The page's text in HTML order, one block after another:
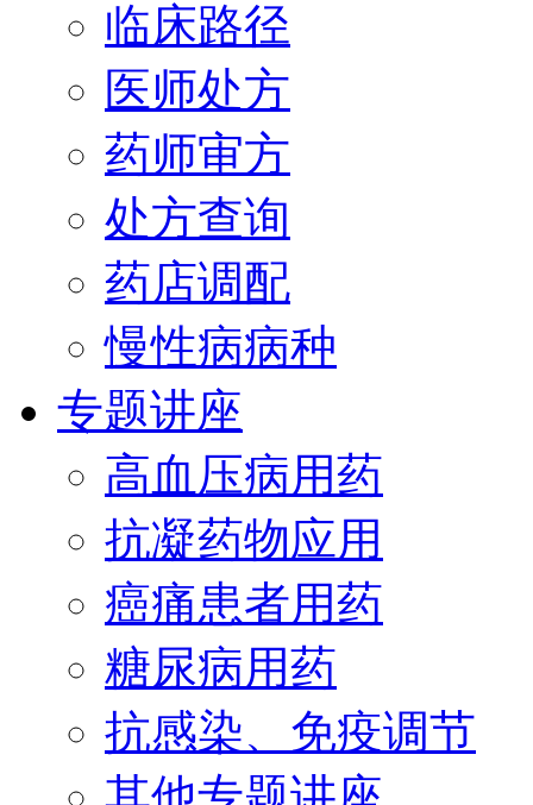
临床路径
医师处方
药师审方
处方查询
药店调配
慢性病病种
专题讲座
高血压病用药
抗凝药物应用
癌痛患者用药
糖尿病用药
抗感染、免疫调节